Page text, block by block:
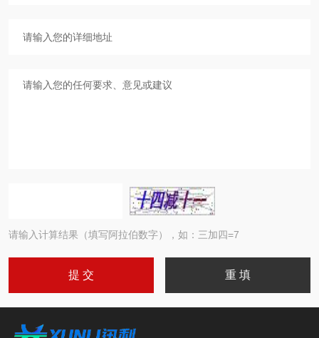
请输入计算结果（填写阿拉伯数字），如：三加四=7